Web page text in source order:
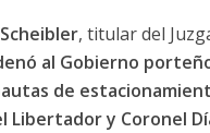
, titular del
al Gobierno
de
Libertador y Coronel